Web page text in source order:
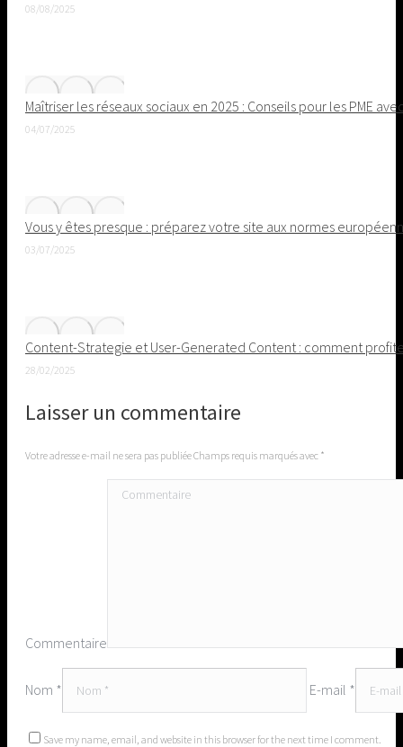
08/08/2025
Maîtriser les réseaux sociaux en 2025 : Conseils pour les PME
04/07/2025
Vous y êtes presque : préparez votre site aux normes
03/07/2025
Content-Strategie et User-Generated Content : comment
28/02/2025
Laisser un commentaire
Votre adresse e-mail ne sera pas publiée Champs requis marqués avec *
Commentaire
Nom * E-mail *
Save my name, email, and website in this browser for the next time I comment.